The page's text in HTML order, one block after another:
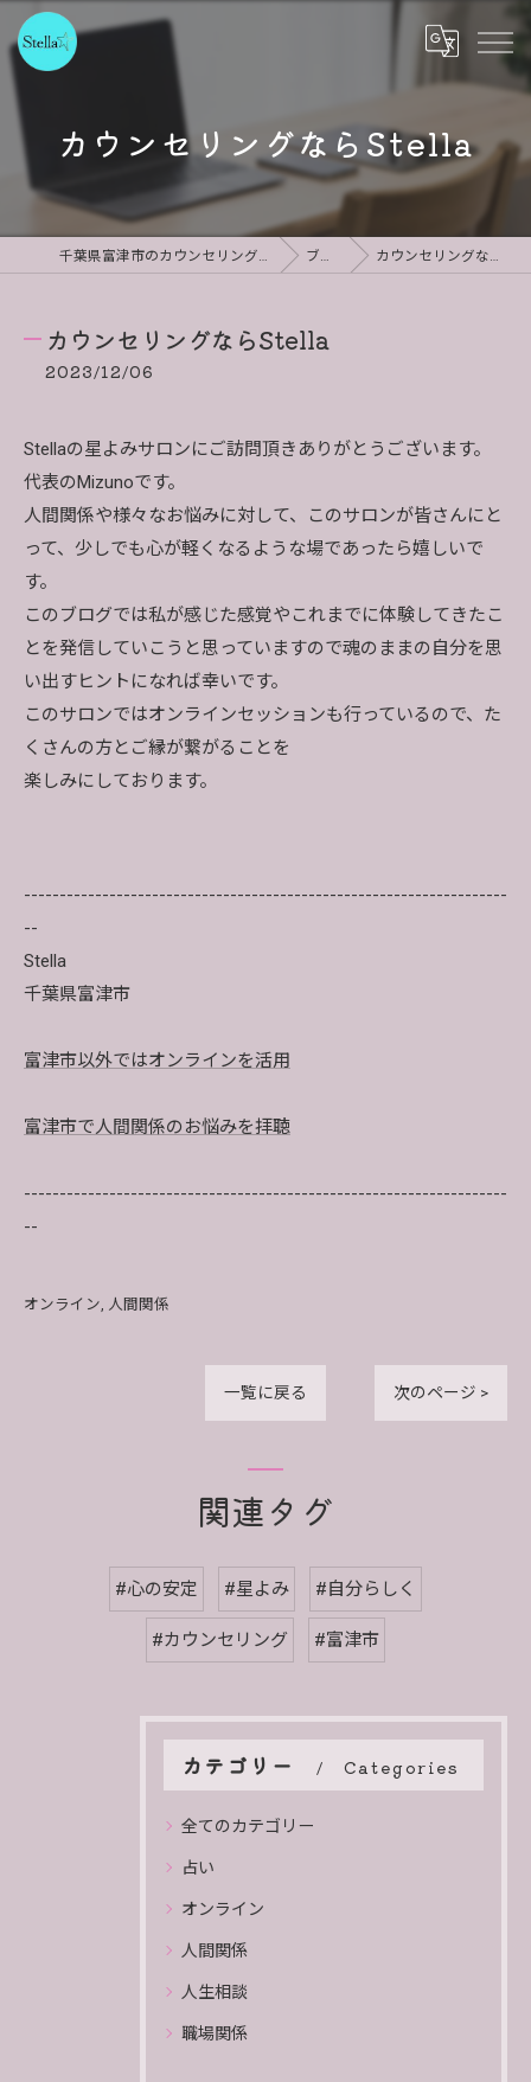
カウンセリングならStella
千葉県富津市のカウンセリングならStella ブログ カウンセリングならStella
カウンセリングならStella
2023/12/06
Stellaの星よみサロンにご訪問頂きありがとうございます。
代表のMizunoです。
人間関係や様々なお悩みに対して、このサロンが皆さんにと
って、少しでも心が軽くなるような場であったら嬉しいで
す。
このブログでは私が感じた感覚やこれまでに体験してきたこ
とを発信していこうと思っていますので魂のままの自分を思
い出すヒントになれば幸いです。
このサロンではオンラインセッションも行っているので、た
くさんの方とご縁が繋がることを
楽しみにしております。
--------------------------------------------------------------------
--
Stella
千葉県富津市
富津市以外ではオンラインを活用
富津市で人間関係のお悩みを拝聴
--------------------------------------------------------------------
--
オンライン 人間関係
一覧に戻る 次のページ >
関連タグ
#心の安定 #星よみ #自分らしく
#カウンセリング #富津市
カテゴリー Categories
全てのカテゴリー
占い
オンライン
人間関係
人生相談
職場関係